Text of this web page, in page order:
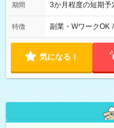
期間 3か月程度の短期
特徴 副業・WワークOK /
気になる！